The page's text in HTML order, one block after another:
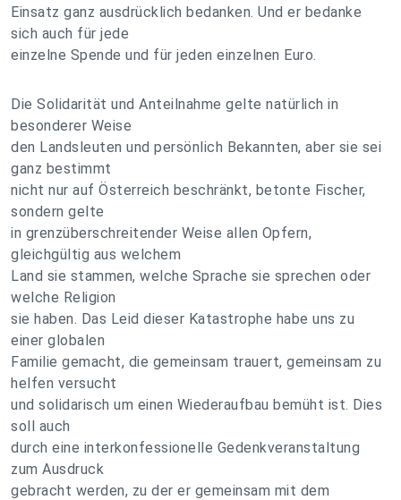
Einsatz ganz ausdrücklich bedanken. Und er bedanke
sich auch für jede
einzelne Spende und für jeden einzelnen Euro.
Die Solidarität und Anteilnahme gelte natürlich in
besonderer Weise
den Landsleuten und persönlich Bekannten, aber sie sei
ganz bestimmt
nicht nur auf Österreich beschränkt, betonte Fischer,
sondern gelte
in grenzüberschreitender Weise allen Opfern,
gleichgültig aus welchem
Land sie stammen, welche Sprache sie sprechen oder
welche Religion
sie haben. Das Leid dieser Katastrophe habe uns zu
einer globalen
Familie gemacht, die gemeinsam trauert, gemeinsam zu
helfen versucht
und solidarisch um einen Wiederaufbau bemüht ist. Dies
soll auch
durch eine interkonfessionelle Gedenkveranstaltung
zum Ausdruck
gebracht werden, zu der er gemeinsam mit dem